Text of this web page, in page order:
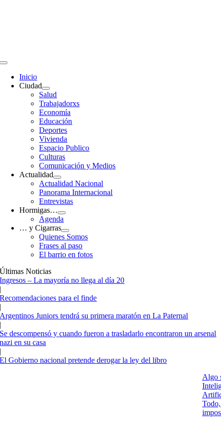
Toggle
Navigation
Inicio
Ciudad
Salud
Trabajadorxs
Economía
Educación
Deportes
Vivienda
Espacio Publico
Culturas
Comunicación y Medios
Actualidad
Actualidad Nacional
Panorama Internacional
Entrevistas
Hormigas…
Agenda
… y Cigarras
Quienes Somos
Frases al paso
El barrio en fotos
Últimas Noticias
Ingresos – La mayoría no llega al día 20
|
Recomendaciones para el finde
|
Argentinos Juniors tendrá su primera maratón en La Paternal
|
Se descompensó y cuando fueron a trasladarlo encontraron un arsenal
nazi en su casa
|
El Gobierno nacional pretende derogar la ley del libro
Algo